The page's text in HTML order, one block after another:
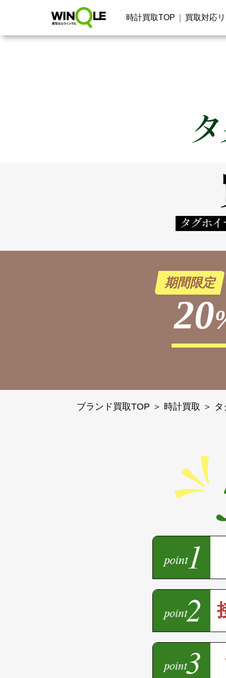
時計買取TOP 買取対応
期間限定
20
ブランド買取TOP ＞ 時計買取 ＞